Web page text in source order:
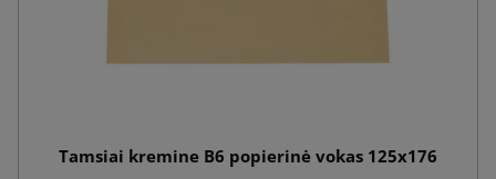
Tamsiai kremine B6 popierinė vokas 125x176